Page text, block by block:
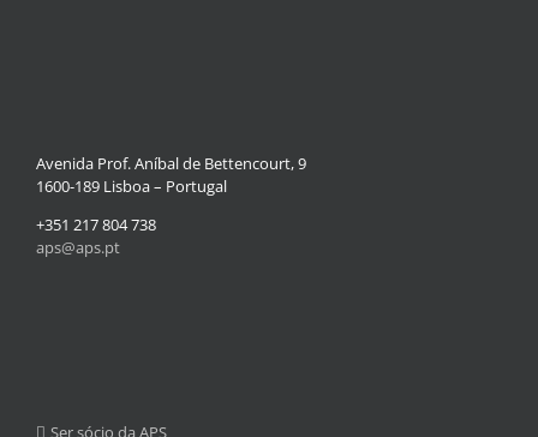
Avenida Prof. Aníbal de Bettencourt, 9
1600-189 Lisboa – Portugal
+351 217 804 738
aps@aps.pt
Ser sócio da APS